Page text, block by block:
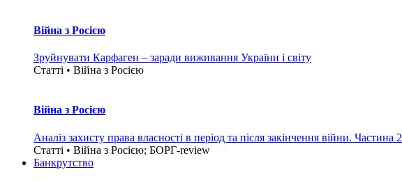
Війна з Росією
Зруйнувати Карфаген – заради виживання України і світу
Статті • Війна з Росією
Війна з Росією
Аналіз захисту права власності в період та після закінчення війни. Частина 2
Статті • Війна з Росією; БОРГ-review
Банкрутство